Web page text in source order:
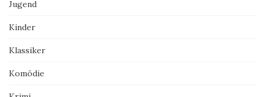
Jugend
Kinder
Klassiker
Komödie